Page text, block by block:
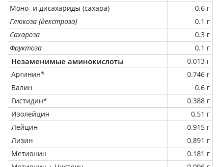
Моно- и дисахариды (сахара)
0.6 г
Глюкоза (декстроза)
0.1 г
Сахароза
0.3 г
Фруктоза
0.1 г
Незаменимые аминокислоты
0.013 г
Аргинин*
0.746 г
Валин
0.6 г
Гистидин*
0.388 г
Изолейцин
0.51 г
Лейцин
0.915 г
Лизин
0.891 г
Метионин
0.181 г